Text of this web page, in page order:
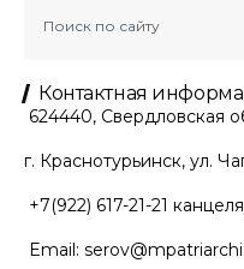
Контактная
624440, Свердловская
г. Краснотурьинск, ул.
+7(922) 617-21-21
Email: